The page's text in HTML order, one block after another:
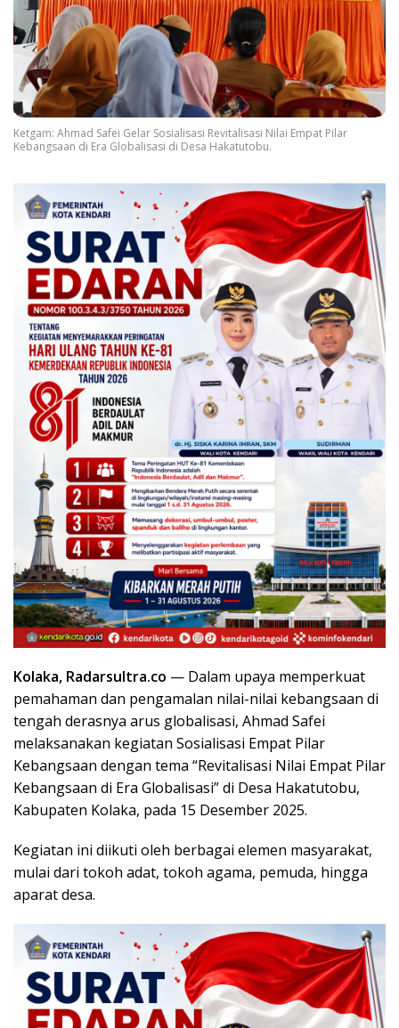
Ketgam: Ahmad Safei Gelar Sosialisasi Revitalisasi Nilai Empat Pilar
Kebangsaan di Era Globalisasi di Desa Hakatutobu.
Kolaka, Radarsultra.co — Dalam upaya memperkuat
pemahaman dan pengamalan nilai-nilai kebangsaan di
tengah derasnya arus globalisasi, Ahmad Safei
melaksanakan kegiatan Sosialisasi Empat Pilar
Kebangsaan dengan tema “Revitalisasi Nilai Empat Pilar
Kebangsaan di Era Globalisasi” di Desa Hakatutobu,
Kabupaten Kolaka, pada 15 Desember 2025.
Kegiatan ini diikuti oleh berbagai elemen masyarakat,
mulai dari tokoh adat, tokoh agama, pemuda, hingga
aparat desa.